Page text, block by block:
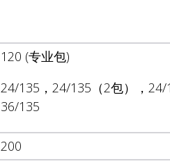
120 (专业包)
24/135，24/135（2包），24/
36/135
200